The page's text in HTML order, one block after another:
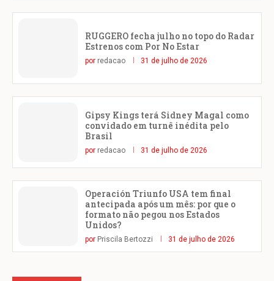
RUGGERO fecha julho no topo do Radar
Estrenos com Por No Estar
por redacao 31 de julho de 2026
Gipsy Kings terá Sidney Magal como
convidado em turnê inédita pelo
Brasil
por redacao 31 de julho de 2026
Operación Triunfo USA tem final
antecipada após um mês: por que o
formato não pegou nos Estados
Unidos?
por Priscila Bertozzi 31 de julho de 2026